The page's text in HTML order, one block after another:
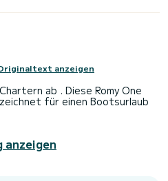
anzeigen
ab . Diese Romy One
für einen Bootsurlaub
einer Gesamtlänge von 21
sein, um einen
anzeigen